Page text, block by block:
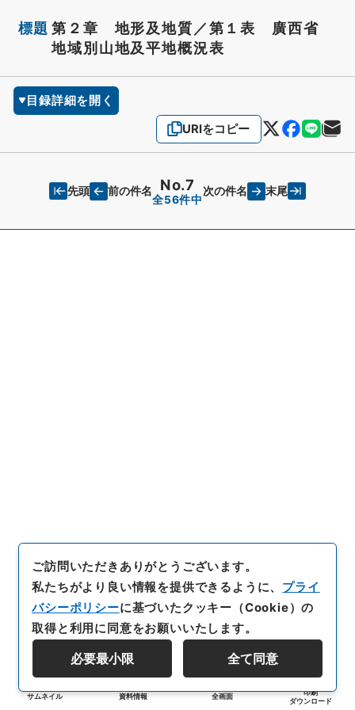
標題 第２章 地形及地質／第１表 廣西省
地域別山地及平地概況表
目録詳細を開く
URIをコピー
先頭 前の件名 No.7
全56件中
次の件名 末尾
サムネイル 資料情報 全画面
印刷
ダウンロード
ご訪問いただきありがとうございます。
私たちがより良い情報を提供できるように、 プライ
バシーポリシーに基づいたクッキー（Cookie）の
取得と利用に同意をお願いいたします。
必要最小限 全て同意